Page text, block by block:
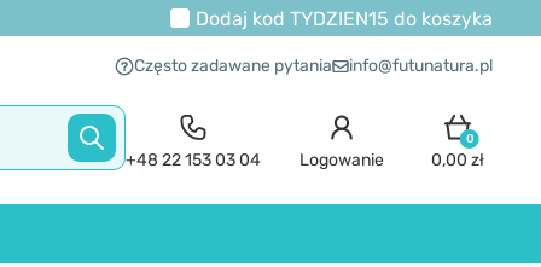
Dodaj kod TYDZIEN15 do koszyka
Często zadawane pytania info@futunatura.pl
+48 22 153 03 04 Logowanie
0
0,00 zł